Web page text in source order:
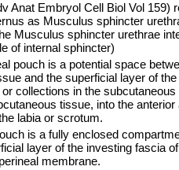
Anat Embryol Cell Biol Vol 159)
as Musculus sphincter
Musculus sphincter urethrae
of internal sphincter)
pouch is a potential space
and the superficial layer of
collections in the
tissue, into the
labia or scrotum.
is a fully enclosed
layer of the investing fascia
membrane.